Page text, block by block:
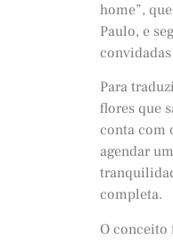
home”,
Paulo, e
Para
flores que
conta com
agendar
completa.
O conceito